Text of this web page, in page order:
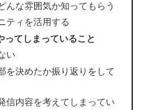
んな雰囲気か知ってもらう
ティを活用する
ってしまっていること
い
を決めたか振り返りをして
信内容を考えてしまってい